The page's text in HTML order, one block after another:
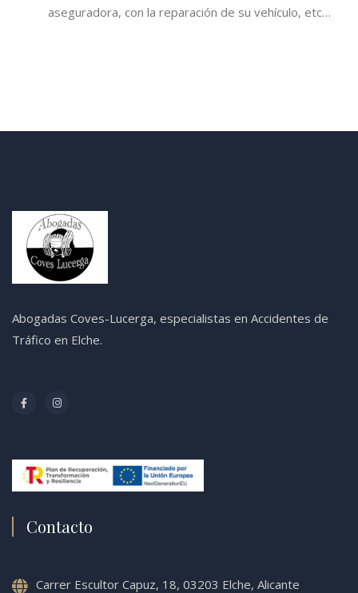
aseguradora, con la reparación de su vehículo, etc…
Abogadas Coves-Lucerga, especialistas en Accidentes de
Tráfico en Elche.
Contacto
Carrer Escultor Capuz, 18, 03203 Elche, Alicante